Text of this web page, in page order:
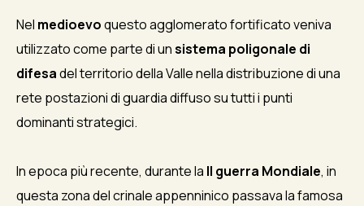
Nel medioevoquesto agglomerato fortificato veniva
utilizzato come parte di unsistema poligonale di
difesadel territorio della Valle nella distribuzione di una
rete postazioni di guardia diffuso su tutti i punti
dominanti strategici.
In epoca più recente, durante la II guerra Mondiale, in
questa zona del crinale appenninico passava la famosa